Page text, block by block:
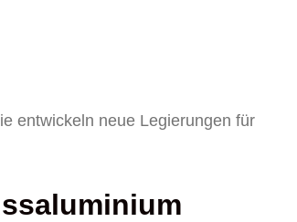
entwickeln neue Legierungen für